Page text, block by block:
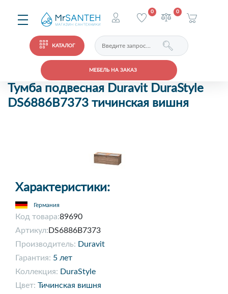
КАТАЛОГ
МЕБЕЛЬ НА ЗАКАЗ
0 0
Тумба подвесная Duravit DuraStyle
DS6886B7373 тичинская вишня
Характеристики:
Германия
Код товара:89690
Артикул: DS6886B7373
Производитель: Duravit
Гарантия: 5 лет
Коллекция: DuraStyle
Цвет: Тичинская вишня